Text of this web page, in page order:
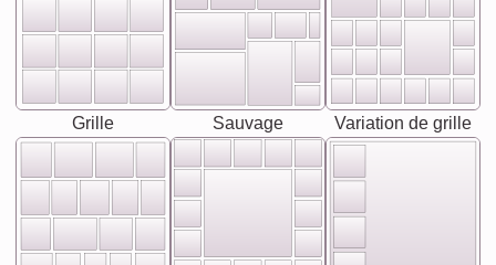
Grille Sauvage Variation de grille